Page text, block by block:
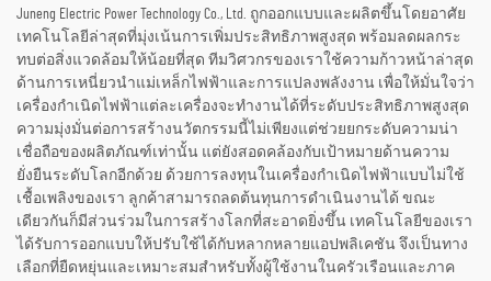
Juneng Electric Power Technology Co., Ltd. ถูกออกแบบและผลิตขึ้นโดยอาศัย
เทคโนโลยีล่าสุดที่มุ่งเน้นการเพิ่มประสิทธิภาพสูงสุด พร้อมลดผลกระ
ทบต่อสิ่งแวดล้อมให้น้อยที่สุด ทีมวิศวกรของเราใช้ความก้าวหน้าล่าสุด
ด้านการเหนี่ยวนำแม่เหล็กไฟฟ้าและการแปลงพลังงาน เพื่อให้มั่นใจว่า
เครื่องกำเนิดไฟฟ้าแต่ละเครื่องจะทำงานได้ที่ระดับประสิทธิภาพสูงสุด
ความมุ่งมั่นต่อการสร้างนวัตกรรมนี้ไม่เพียงแต่ช่วยยกระดับความน่า
เชื่อถือของผลิตภัณฑ์เท่านั้น แต่ยังสอดคล้องกับเป้าหมายด้านความ
ยั่งยืนระดับโลกอีกด้วย ด้วยการลงทุนในเครื่องกำเนิดไฟฟ้าแบบไม่ใช้
เชื้อเพลิงของเรา ลูกค้าสามารถลดต้นทุนการดำเนินงานได้ ขณะ
เดียวกันก็มีส่วนร่วมในการสร้างโลกที่สะอาดยิ่งขึ้น เทคโนโลยีของเรา
ได้รับการออกแบบให้ปรับใช้ได้กับหลากหลายแอปพลิเคชัน จึงเป็นทาง
เลือกที่ยืดหยุ่นและเหมาะสมสำหรับทั้งผู้ใช้งานในครัวเรือนและภาค